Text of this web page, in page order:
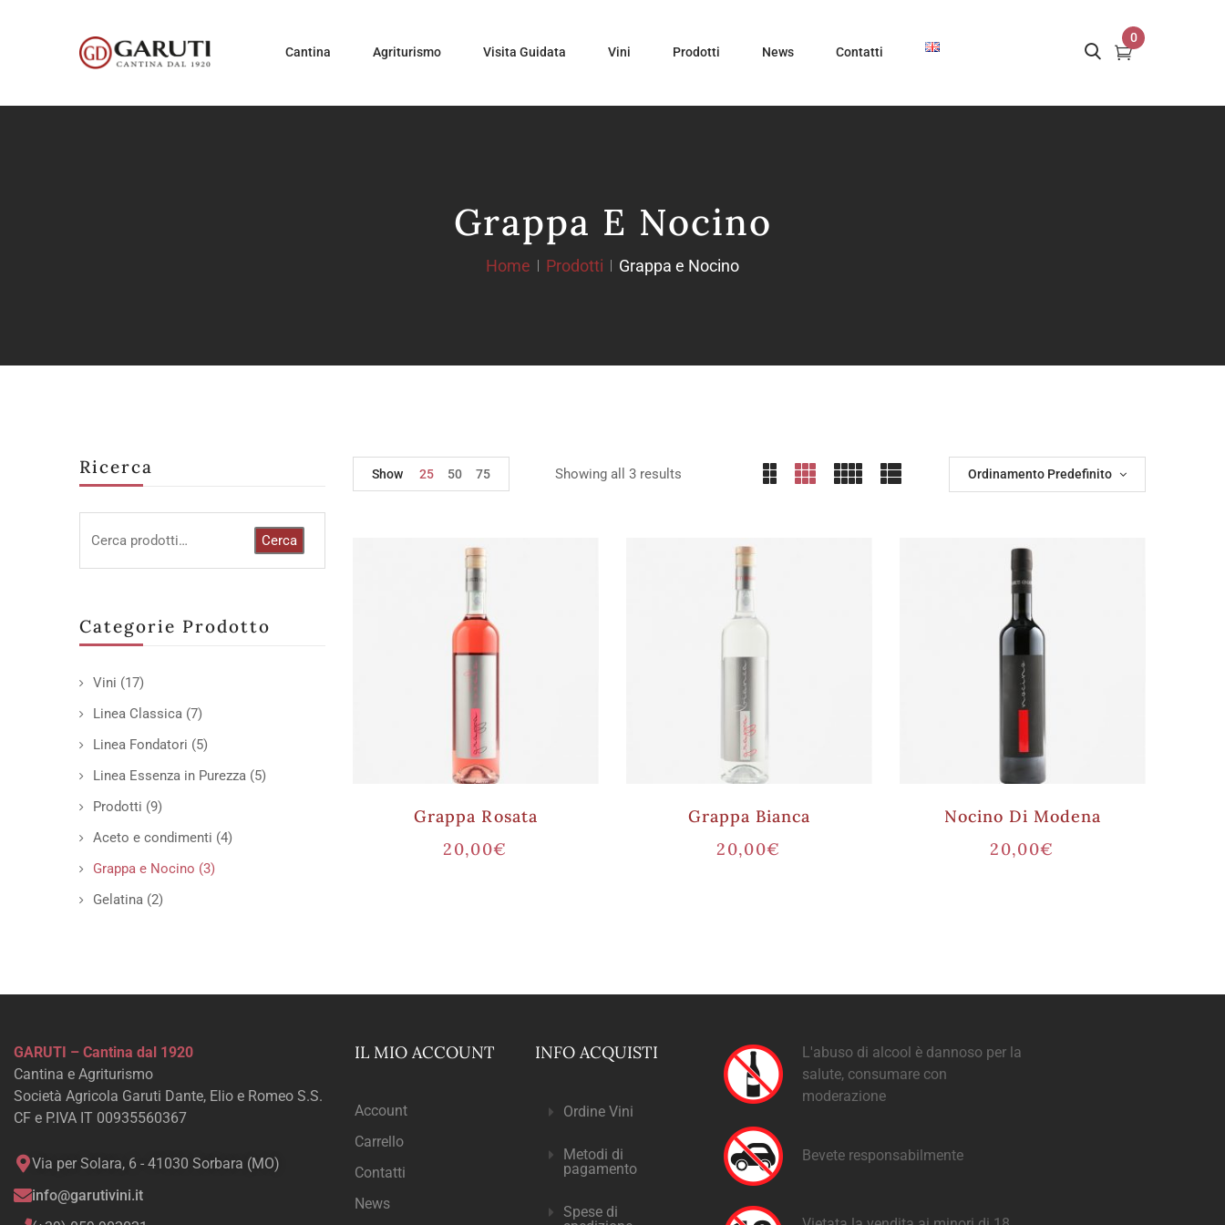
Cantina Agriturismo Visita Guidata Vini Prodotti News Contatti
0
Grappa E Nocino
Home Prodotti Grappa e Nocino
Ricerca
Cerca
Categorie Prodotto
Vini (17)
Linea Classica (7)
Linea Fondatori (5)
Linea Essenza in Purezza (5)
Prodotti (9)
Aceto e condimenti (4)
Grappa e Nocino (3)
Gelatina (2)
Showing all 3 results Ordinamento Predefinito
Show 25 50 75
Grappa Rosata
20,00€
Grappa Bianca
20,00€
Nocino Di Modena
20,00€
GARUTI – Cantina dal 1920
Cantina e Agriturismo
Società Agricola Garuti Dante, Elio e Romeo S.S.
CF e P.IVA IT 00935560367
Via per Solara, 6 - 41030 Sorbara (MO)
info@garutivini.it
IL MIO ACCOUNT
Account
Carrello
Contatti
News
INFO ACQUISTI
Ordine Vini
Metodi di
pagamento
Spese di
L'abuso di alcool è dannoso per la
salute, consumare con
moderazione
Bevete responsabilmente